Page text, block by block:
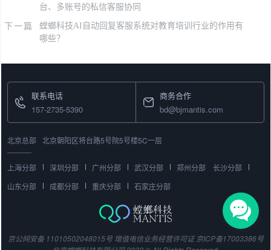
台、多账号的私信客服协同
下一篇
螳螂科技AI自动回复客服系统对教育培训行业的作用有
哪些？
联系电话
157-2735-5390
商务合作
bd@bjmantis.com
北京总部 北京朝阳区将台路5号院5号楼5C一层
上海分部 深圳分部 广州分部 武汉分部 郑州分部
长沙分部
山东分部
成都分部 重庆分部 石家庄分部
京公网安备 11010502048015号 增值电信业务经营许可证 京ICP备17003386号